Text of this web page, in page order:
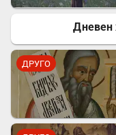
ДРУГО
Дневен
ДРУГО